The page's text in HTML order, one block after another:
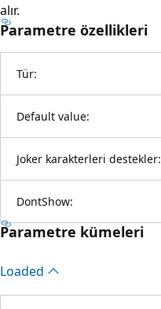
alır.
Parametre özellikleri
Tür:
Default value:
Joker karakterleri destekler:
DontShow:
Parametre kümeleri
Loaded